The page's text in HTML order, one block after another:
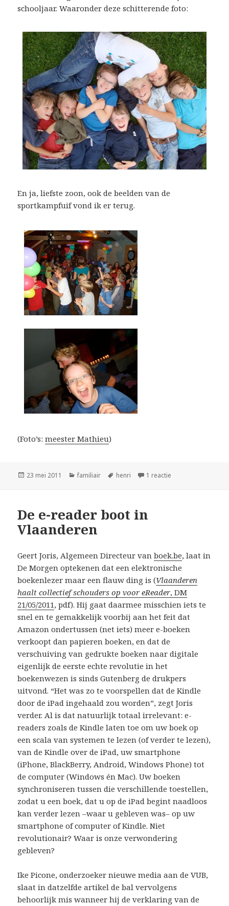
schooljaar. Waaronder deze schitterende foto:
En ja, liefste zoon, ook de beelden van de
sportkampfuif vond ik er terug.
(Foto’s:meester Mathieu)
Geplaatst
23 mei 2011 Categorieën
familiair Tags
henri 1 reactie
De e-reader boot in
Vlaanderen
Geert Joris, Algemeen Directeur vanboek.be, laat in
De Morgen optekenen dat een elektronische
boekenlezer maar een flauw ding is (Vlaanderen
haalt collectief schouders op voor eReader, DM
21/05/2011, pdf). Hij gaat daarmee misschien iets te
snel en te gemakkelijk voorbij aan het feit dat
Amazon ondertussen (net iets) meer e-boeken
verkoopt dan papieren boeken, en dat de
verschuiving van gedrukte boeken naar digitale
eigenlijk de eerste echte revolutie in het
boekenwezen is sinds Gutenberg de drukpers
uitvond. “Het was zo te voorspellen dat de Kindle
door de iPad ingehaald zou worden”, zegt Joris
verder. Al is dat natuurlijk totaal irrelevant: e-
readers zoals de Kindle laten toe om uw boek op
een scala van systemen te lezen (of verder te lezen),
van de Kindle over de iPad, uw smartphone
(iPhone, BlackBerry, Android, Windows Phone) tot
de computer (Windows én Mac). Uw boeken
synchroniseren tussen die verschillende toestellen,
zodat u een boek, dat u op de iPad begint naadloos
kan verder lezen –waar u gebleven was– op uw
smartphone of computer of Kindle. Niet
revolutionair? Waar is onze verwondering
gebleven?
Ike Picone, onderzoeker nieuwe media aan de VUB,
slaat in datzelfde artikel de bal vervolgens
behoorlijk mis wanneer hij de verklaring van de